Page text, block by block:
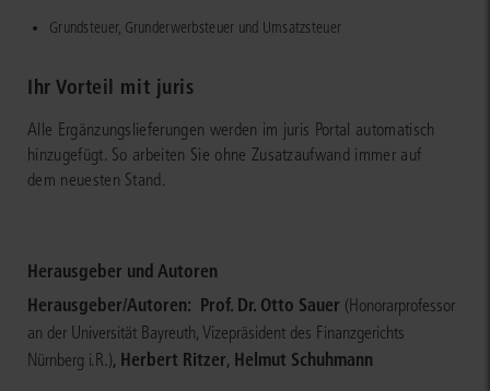
Grundsteuer, Grunderwerbsteuer und Umsatzsteuer
Ihr Vorteil mit juris
Alle Ergänzungslieferungen werden im juris Portal automatisch
hinzugefügt. So arbeiten Sie ohne Zusatzaufwand immer auf
dem neuesten Stand.
Herausgeber und Autoren
Herausgeber/Autoren: Prof. Dr. Otto Sauer (Honorarprofessor
an der Universität Bayreuth, Vizepräsident des Finanzgerichts
Nürnberg i.R.), Herbert Ritzer, Helmut Schuhmann